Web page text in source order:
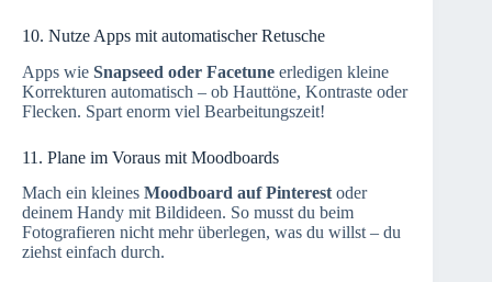
10. Nutze Apps mit automatischer Retusche
Apps wie Snapseed oder Facetune erledigen kleine
Korrekturen automatisch – ob Hauttöne, Kontraste oder
Flecken. Spart enorm viel Bearbeitungszeit!
11. Plane im Voraus mit Moodboards
Mach ein kleines Moodboard auf Pinterest oder
deinem Handy mit Bildideen. So musst du beim
Fotografieren nicht mehr überlegen, was du willst – du
ziehst einfach durch.